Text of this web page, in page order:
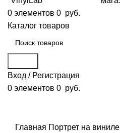
0 элементов 0 руб.
Каталог товаров
Вход / Регистрация
0 элементов 0 руб.
Главная Портрет на виниле